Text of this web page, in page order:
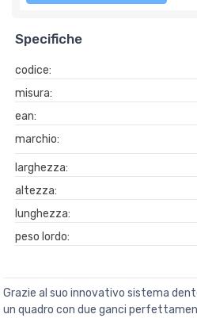
Specifiche
codice:
misura:
ean:
marchio:
larghezza:
altezza:
lunghezza:
peso lordo:
Grazie al suo innovativo sistema
un quadro con due ganci